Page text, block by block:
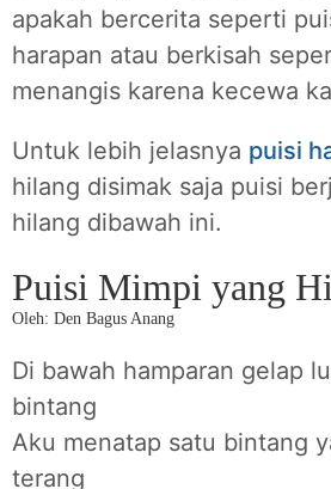
apakah bercerita seperti
harapan atau berkisah
menangis karena kecewa
Untuk lebih jelasnya puisi
hilang disimak saja puisi
hilang dibawah ini.
Puisi Mimpi yang
Oleh: Den Bagus Anang
Di bawah hamparan gelap
bintang
Aku menatap satu bintang
terang